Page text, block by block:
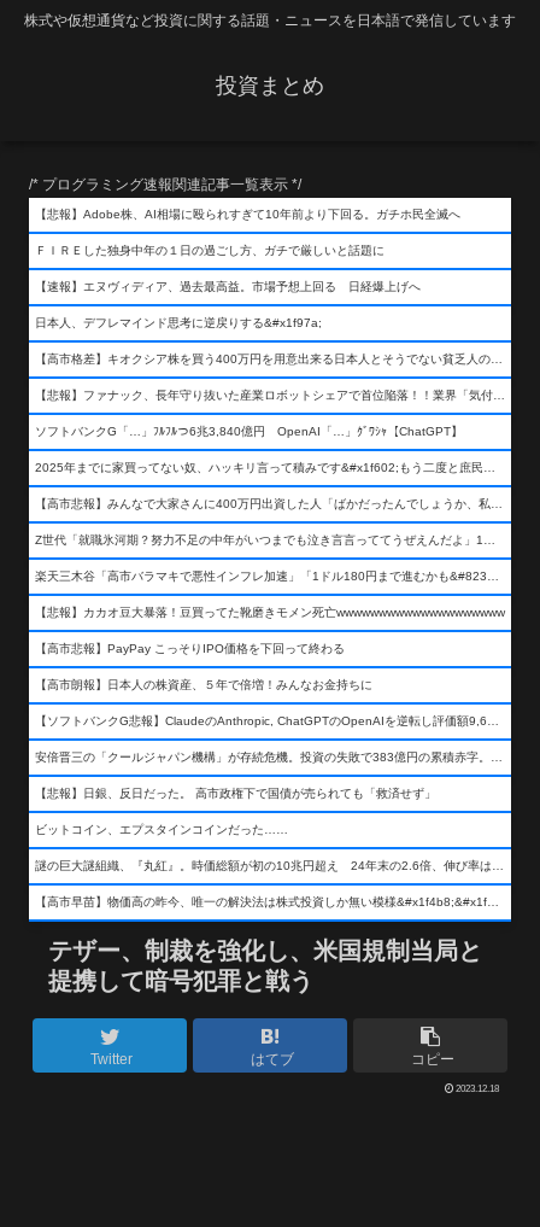
株式や仮想通貨など投資に関する話題・ニュースを日本語で発信しています
投資まとめ
/* プログラミング速報関連記事一覧表示 */
【悲報】Adobe株、AI相場に殴られすぎて10年前より下回る。ガチホ民全滅へ
ＦＩＲＥした独身中年の１日の過ごし方、ガチで厳しいと話題に
【速報】エヌヴィディア、過去最高益。市場予想上回る 日経爆上げへ
日本人、デフレマインド思考に逆戻りする&#x1f97a;
【高市格差】キオクシア株を買う400万円を用意出来る日本人とそうでない貧乏人の差が超広まるって事よ
【悲報】ファナック、長年守り抜いた産業ロボットシェアで首位陥落！！業界「気付いたら一気に抜かれていた…」
ソフトバンクG「…」ﾌﾙﾌﾙつ6兆3,840億円 OpenAI「…」ｸﾞﾜｼｬ【ChatGPT】
2025年までに家買ってない奴、ハッキリ言って積みです&#x1f602;もう二度と庶民が買える値段になりません&#x1f602;&#x1f602;&#x1f602;
【高市悲報】みんなで大家さんに400万円出資した人「ばかだったんでしょうか、私は&#x1f622;」
Z世代「就職氷河期？努力不足の中年がいつまでも泣き言言っててうぜえんだよ」1万いいね
楽天三木谷「高市バラマキで悪性インフレ加速」「1ドル180円まで進むかも&#8230;もう看過できない」
【悲報】カカオ豆大暴落！豆買ってた靴磨きモメン死亡wwwwwwwwwwwwwwwwwwww
【高市悲報】PayPay こっそりIPO価格を下回って終わる
【高市朗報】日本人の株資産、５年で倍増！みんなお金持ちに
【ソフトバンクG悲報】ClaudeのAnthropic, ChatGPTのOpenAIを逆転し評価額9,650億ドル (約154兆円) の世界一価値あるAI企業に……
安倍晋三の「クールジャパン機構」が存続危機。投資の失敗で383億円の累積赤字。2025年度決算も大赤字の可能性。責任の所在はウヤムヤ
【悲報】日銀、反日だった。 高市政権下で国債が売られても「救済せず」
ビットコイン、エプスタインコインだった……
謎の巨大謎組織、『丸紅』。時価総額が初の10兆円超え 24年末の2.6倍、伸び率は謎組織首位
【高市早苗】物価高の昨今、唯一の解決法は株式投資しか無い模様&#x1f4b8;&#x1f4b8;&#x1f4b8;
テザー、制裁を強化し、米国規制当局と
提携して暗号犯罪と戦う
Twitter はてブ コピー
2023.12.18